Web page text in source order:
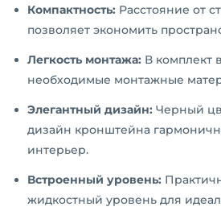
Компактность: Расстояние от
позволяет экономить
Легкость монтажа: В комплект
необходимые монтажные
Элегантный дизайн: Черный
дизайн кронштейна
интерьер.
Встроенный уровень:
жидкостный уровень для